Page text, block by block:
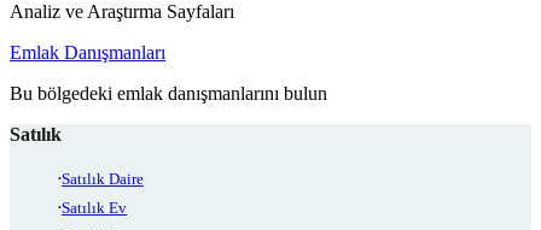
Analiz ve Araştırma Sayfaları
Emlak Danışmanları
Bu bölgedeki emlak danışmanlarını bulun
Satılık
Satılık Daire
Satılık Ev